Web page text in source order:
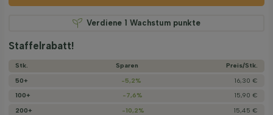
Verdiene 1 Wachstum punkte
Staffelrabatt!
Stk. Sparen
Preis/­Stk.
50+
-5,2%
16,30 €
100+
-7,6%
15,90 €
200+
-10,2% 15,45 €